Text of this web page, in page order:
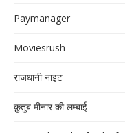
Paymanager
Moviesrush
राजधानी नाइट
क़ुतुब मीनार की लम्बाई